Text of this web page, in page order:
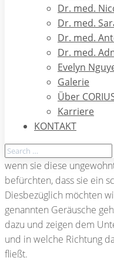
Dr. med.
Dr. med.
Dr. med.
Dr. med.
Evelyn
Galerie
Über
Karriere
KONTAKT
Equipment
Neben einem größeren
im Rahmen einer
ein kleines
Dieses Gerät gibt in der
eingestellten Radios.
wenn sie diese
befürchten, dass sie ein
Diesbezüglich möchten
genannten Geräusche
dazu und zeigen dem
und in welche Richtung
fließt.